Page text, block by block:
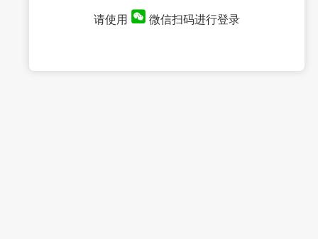
请使用 微信扫码进行登录